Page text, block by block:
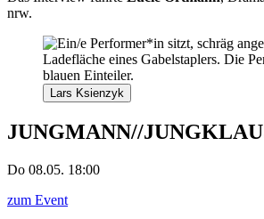
nrw.
Lars Ksienzyk
JUNGMANN//
Do 08.05. 18:00
zum Event